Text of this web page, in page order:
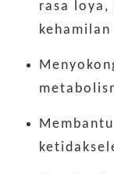
rasa loya,
kehamilan